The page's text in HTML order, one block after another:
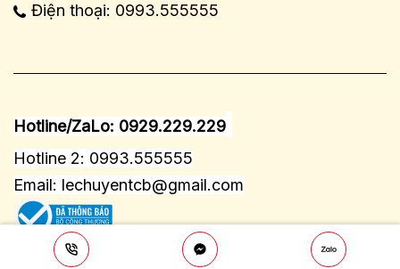
Điện thoại: 0993.555555
Hotline/ZaLo: 0929.229.229
Hotline 2: 0993.555555
Email: lechuyentcb@gmail.com